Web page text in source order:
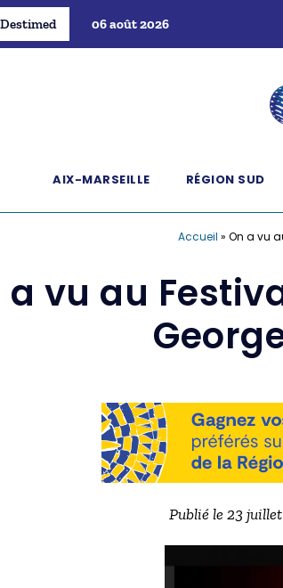
06 août 2026
AIX-MARSEILLE RÉGION SUD
Accueil » On a vu
a vu au
Publié le 23